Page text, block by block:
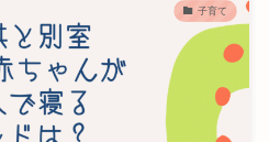
子育て